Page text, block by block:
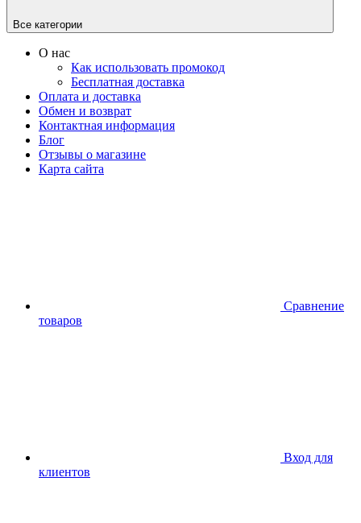
Все категории
О нас
Как использовать промокод
Бесплатная доставка
Оплата и доставка
Обмен и возврат
Контактная информация
Блог
Отзывы о магазине
Карта сайта
Сравнение
товаров
Вход для
клиентов